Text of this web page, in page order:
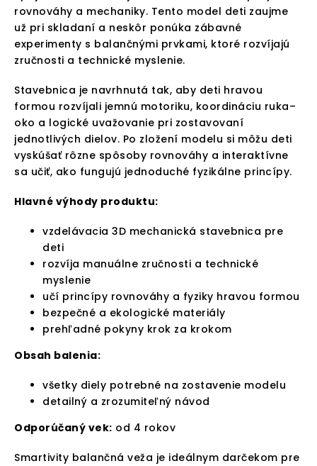
rovnováhy a mechaniky. Tento model deti zaujme
už pri skladaní a neskôr ponúka zábavné
experimenty s balančnými prvkami, ktoré rozvíjajú
zručnosti a technické myslenie.
Stavebnica je navrhnutá tak, aby deti hravou
formou rozvíjali jemnú motoriku, koordináciu ruka–
oko a logické uvažovanie pri zostavovaní
jednotlivých dielov. Po zložení modelu si môžu deti
vyskúšať rôzne spôsoby rovnováhy a interaktívne
sa učiť, ako fungujú jednoduché fyzikálne princípy.
Hlavné výhody produktu:
vzdelávacia 3D mechanická stavebnica pre
deti
rozvíja manuálne zručnosti a technické
myslenie
učí princípy rovnováhy a fyziky hravou formou
bezpečné a ekologické materiály
prehľadné pokyny krok za krokom
Obsah balenia:
všetky diely potrebné na zostavenie modelu
detailný a zrozumiteľný návod
Odporúčaný vek: od 4 rokov
Smartivity balančná veža je ideálnym darčekom pre